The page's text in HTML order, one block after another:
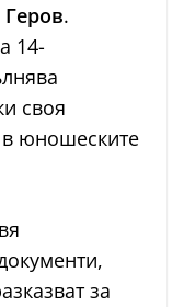
.
14-
своя
в юношеските
за